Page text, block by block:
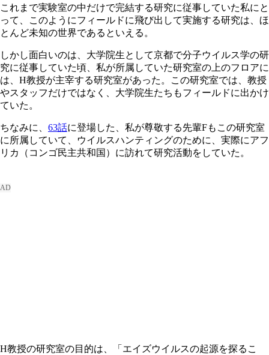
これまで実験室の中だけで完結する研究に従事していた私にと
って、このようにフィールドに飛び出して実施する研究は、ほ
とんど未知の世界であるといえる。
しかし面白いのは、大学院生として京都で分子ウイルス学の研
究に従事していた頃、私が所属していた研究室の上のフロアに
は、H教授が主宰する研究室があった。この研究室では、教授
やスタッフだけではなく、大学院生たちもフィールドに出かけ
ていた。
ちなみに、 63話に登場した、私が尊敬する先輩Fもこの研究室
に所属していて、ウイルスハンティングのために、実際にアフ
リカ（コンゴ民主共和国）に訪れて研究活動をしていた。
H教授の研究室の目的は、「エイズウイルスの起源を探るこ